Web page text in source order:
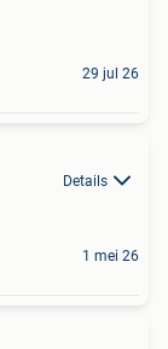
29 jul 26
Details
1 mei 26